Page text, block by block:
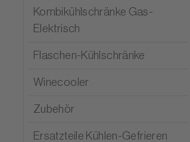
Kombikühlschränke Gas-
Elektrisch
Flaschen-Kühlschränke
Winecooler
Zubehör
Ersatzteile Kühlen-Gefrieren